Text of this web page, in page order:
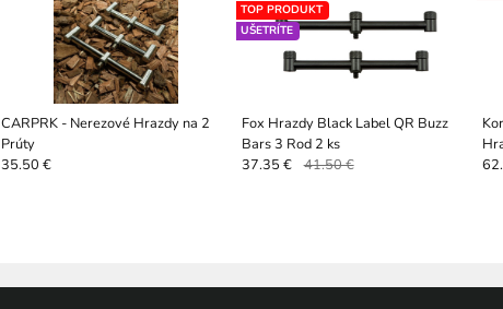
CARPRK - Nerezové Hrazdy na 2
Prúty
35.50 €
Fox Hrazdy Black Label QR Buzz
Bars 3 Rod 2 ks
TOP PRODUKT
UŠETRÍTE
37.35 € 41.50 €